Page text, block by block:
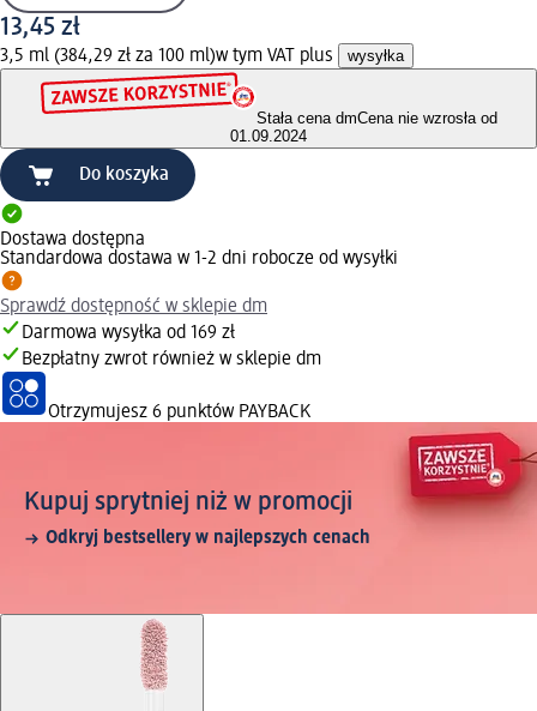
13,45 zł
3,5 ml (384,29 zł za 100 ml)w tym VAT plus wysyłka
Stała cena dmCena nie wzrosła od
01.09.2024
Do koszyka
Dostawa dostępna
Standardowa dostawa w 1-2 dni robocze od wysyłki
Sprawdź dostępność w sklepie dm
Darmowa wysyłka od 169 zł
Bezpłatny zwrot również w sklepie dm
Otrzymujesz 6 punktów PAYBACK
Kupuj sprytniej niż w promocji
Odkryj bestsellery w najlepszych cenach